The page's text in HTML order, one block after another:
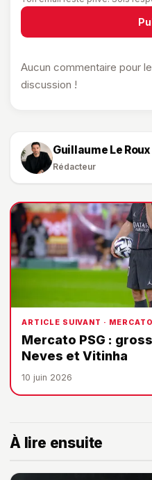
Aucun commentaire pour
discussion !
Guillaume Le Roux
Rédacteur
ARTICLE SUIVANT · MERCATO
Mercato PSG :
Neves et Vitinha
10 juin 2026
À lire ensuite